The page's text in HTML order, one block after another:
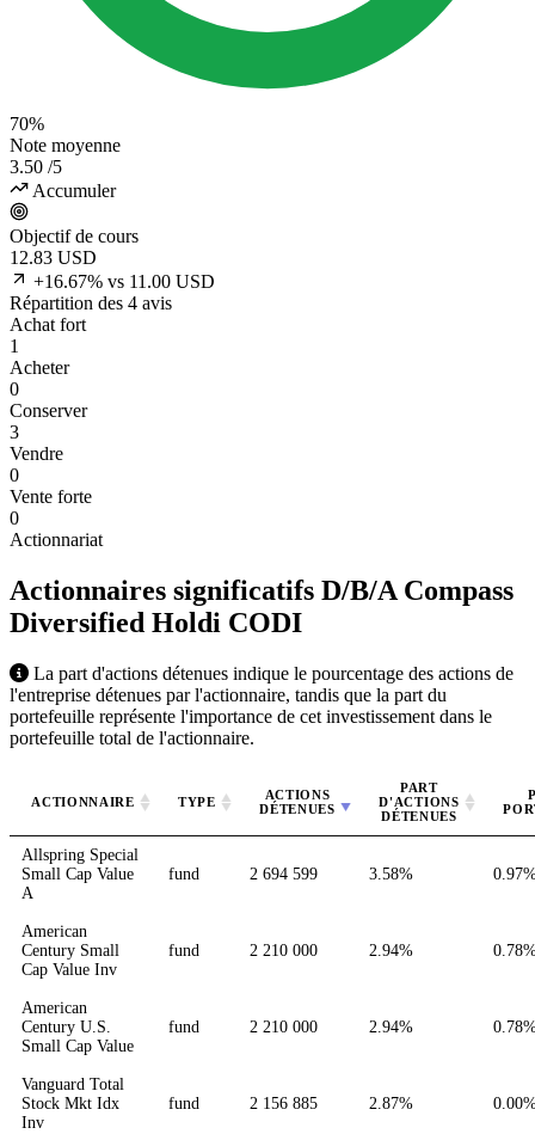
70%
Note moyenne
3.50 /5
Accumuler
Objectif de cours
12.83 USD
+16.67% vs 11.00 USD
Répartition des 4 avis
Achat fort
1
Acheter
0
Conserver
3
Vendre
0
Vente forte
0
Actionnariat
Actionnaires significatifs D/B/A Compass
Diversified Holdi CODI
La part d'actions détenues indique le pourcentage des actions de
l'entreprise détenues par l'actionnaire, tandis que la part du
portefeuille représente l'importance de cet investissement dans le
portefeuille total de l'actionnaire.
ACTIONNAIRE TYPE
ACTIONS
DÉTENUES
PART
D'ACTIONS
DÉTENUES
Allspring Special
Small Cap Value
A
fund 2 694 599 3.58%
American
Century Small
Cap Value Inv
fund 2 210 000 2.94%
American
Century U.S.
Small Cap Value
fund 2 210 000 2.94%
Vanguard Total
Stock Mkt Idx
Inv
fund 2 156 885 2.87%